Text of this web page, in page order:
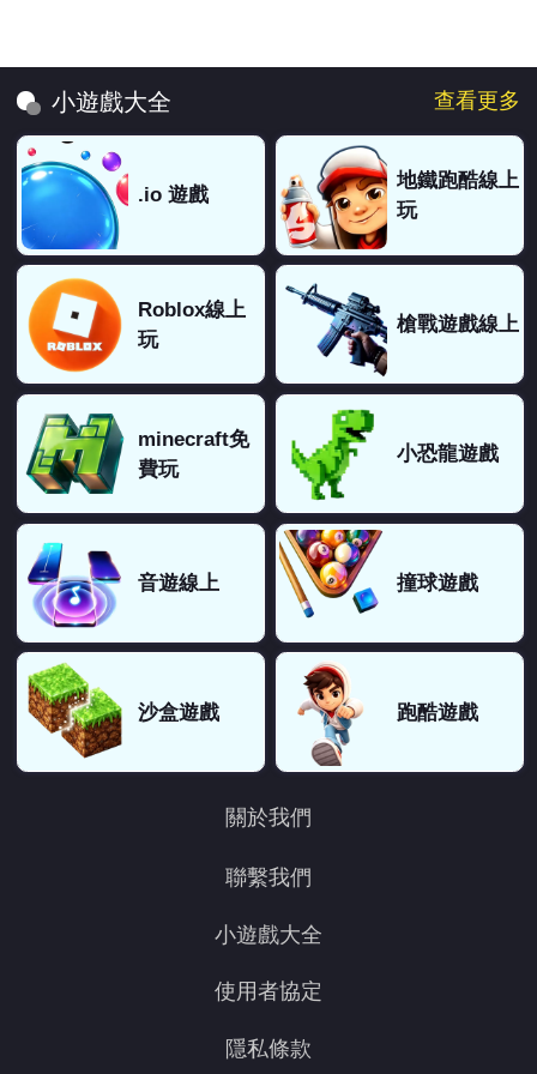
小遊戲大全 查看更多
.io 遊戲
地鐵跑酷線上
玩
Roblox線上
玩
槍戰遊戲線上
minecraft免
費玩
小恐龍遊戲
音遊線上 撞球遊戲
沙盒遊戲 跑酷遊戲
關於我們
聯繫我們
小遊戲大全
使用者協定
隱私條款